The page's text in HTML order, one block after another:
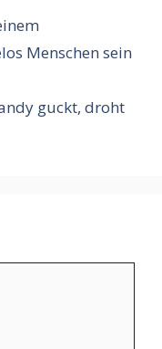
Menschen sein
guckt, droht